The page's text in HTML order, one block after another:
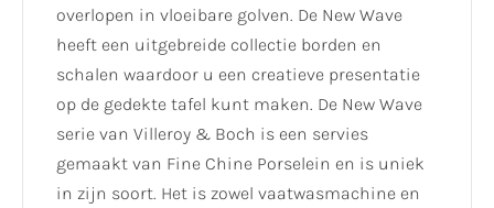
overlopen in vloeibare golven. De New Wave
heeft een uitgebreide collectie borden en
schalen waardoor u een creatieve presentatie
op de gedekte tafel kunt maken. De New Wave
serie van Villeroy & Boch is een servies
gemaakt van Fine Chine Porselein en is uniek
in zijn soort. Het is zowel vaatwasmachine en